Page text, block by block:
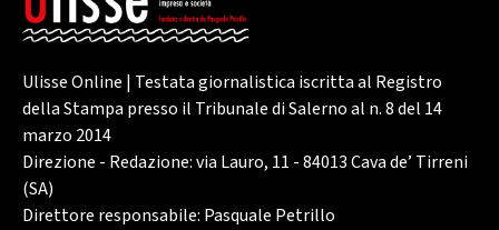
Ulisse Online | Testata giornalistica iscritta al Registro
della Stampa presso il Tribunale di Salerno al n. 8 del 14
marzo 2014
Direzione - Redazione: via Lauro, 11 - 84013 Cava de’ Tirreni
(SA)
Direttore responsabile: Pasquale Petrillo